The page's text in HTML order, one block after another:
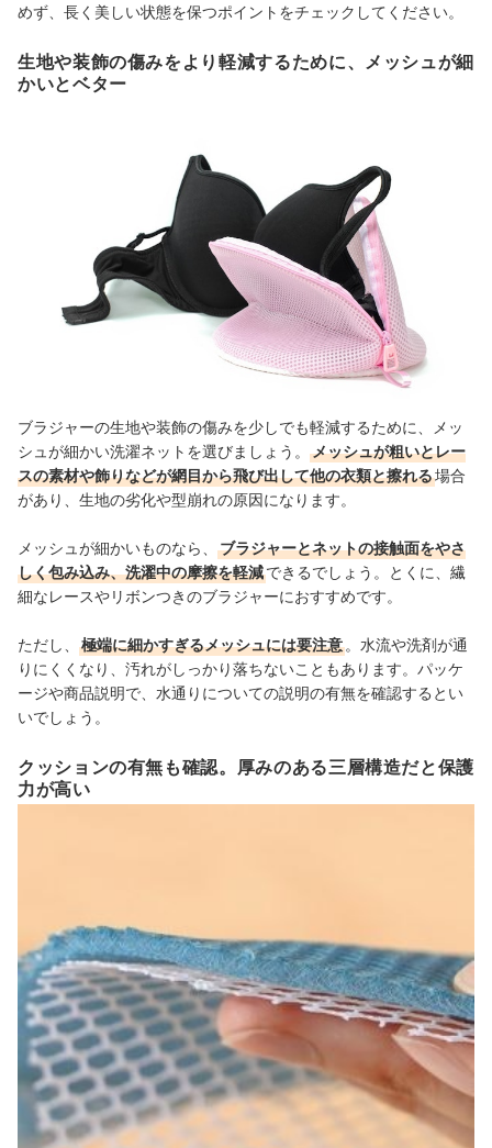
めず、長く美しい状態を保つポイントをチェックしてください。
生地や装飾の傷みをより軽減するために、メッシュが細
かいとベター
ブラジャーの生地や装飾の傷みを少しでも軽減するために、メッ
シュが細かい洗濯ネットを選びましょう。
メッシュが粗いとレー
スの素材や飾りなどが網目から飛び出して他の衣類と擦れる場合
があり、生地の劣化や型崩れの原因になります。
メッシュが細かいものなら、
ブラジャーとネットの接触面をやさ
しく包み込み、洗濯中の摩擦を軽減できるでしょう。とくに、繊
細なレースやリボンつきのブラジャーにおすすめです。
ただし、 極端に細かすぎるメッシュには要注意 。水流や洗剤が通
りにくくなり、汚れがしっかり落ちないこともあります。パッケ
ージや商品説明で、水通りについての説明の有無を確認するとい
いでしょう。
クッションの有無も確認。厚みのある三層構造だと保護
力が高い